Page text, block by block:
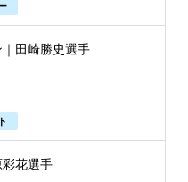
｜田崎勝史選手
花選手